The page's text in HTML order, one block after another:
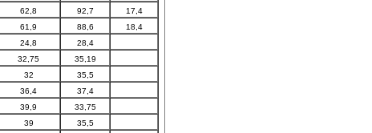
62,8 92,7
17,4
61,9 88,6
18,4
24,8
28,4
32,75
35,19
32
35,5
36,4
37,4
39,9
33,75
39
35,5